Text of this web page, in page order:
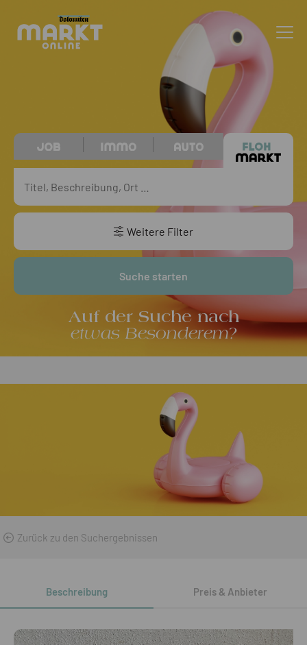
Auf der Suche nach
etwas Besonderem?
Weitere Filter
Suche starten
Zurück zu den Suchergebnissen
Beschreibung Preis & Anbieter